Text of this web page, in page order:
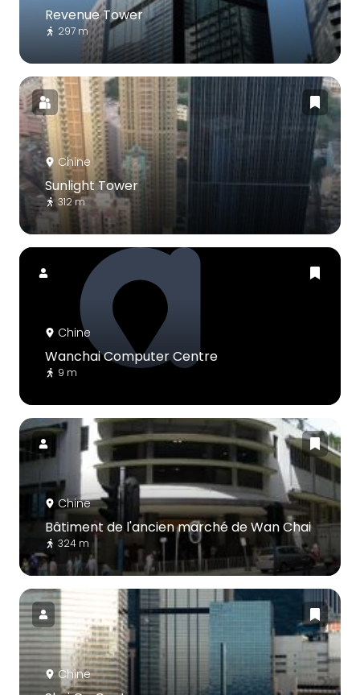
Revenue Tower
297 m
Chine
Sunlight Tower
312 m
Chine
Wanchai Computer Centre
9 m
Chine
Bâtiment de l'ancien marché de Wan Chai
324 m
Chine